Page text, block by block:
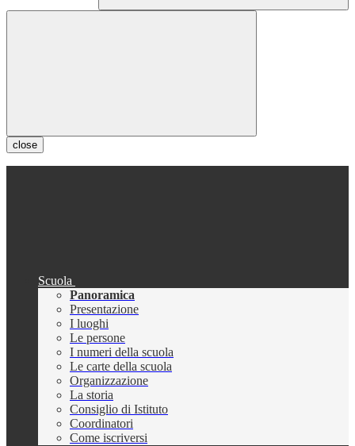
close
Scuola
Panoramica
Presentazione
I luoghi
Le persone
I numeri della scuola
Le carte della scuola
Organizzazione
La storia
Consiglio di Istituto
Coordinatori
Come iscriversi